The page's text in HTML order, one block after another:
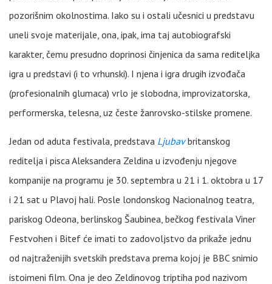
pozorišnim okolnostima. Iako su i ostali učesnici u predstavu
uneli svoje materijale, ona, ipak, ima taj autobiografski
karakter, čemu presudno doprinosi činjenica da sama rediteljka
igra u predstavi (i to vrhunski). I njena i igra drugih izvođača
(profesionalnih glumaca) vrlo je slobodna, improvizatorska,
performerska, telesna, uz česte žanrovsko-stilske promene.
Jedan od aduta festivala, predstava Ljubavbritanskog
reditelja i pisca Aleksandera Zeldina u izvođenju njegove
kompanije na programu je 30. septembra u 21 i 1. oktobra u 17
i 21 sat u Plavoj hali. Posle londonskog Nacionalnog teatra,
pariskog Odeona, berlinskog Šaubinea, bečkog festivala Viner
Festvohen i Bitef će imati to zadovoljstvo da prikaže jednu
od najtraženijih svetskih predstava prema kojoj je BBC snimio
istoimeni film. Ona je deo Zeldinovog triptiha pod nazivom